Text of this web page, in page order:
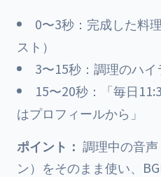
0〜3秒：完成した料
スト）
3〜15秒：調理のハ
15〜20秒：「毎日
はプロフィールから」
ポイント： 調理中の音
ン）をそのまま使い、